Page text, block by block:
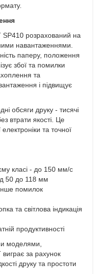
SP410 розрахований на
навантаженнями.
паперу, положення
збої та помилки
та
і підвищує
обсяги друку - тисячі
втрати якості. Це
та точної
класі - до 150 мм/с
50 до 118 мм
помилок
та світлова індикація
продуктивності
моделями,
за рахунок
друку та простоти